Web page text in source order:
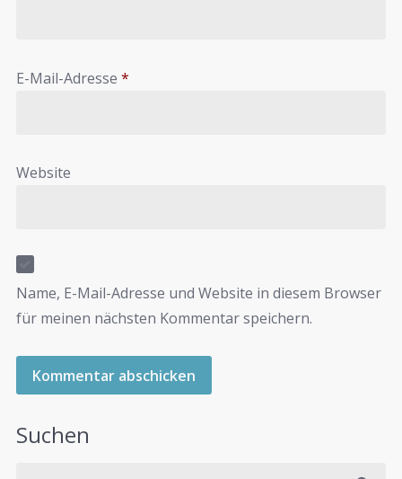
E-Mail-Adresse *
Website
Name, E-Mail-Adresse und Website in diesem Browser
für meinen nächsten Kommentar speichern.
Suchen